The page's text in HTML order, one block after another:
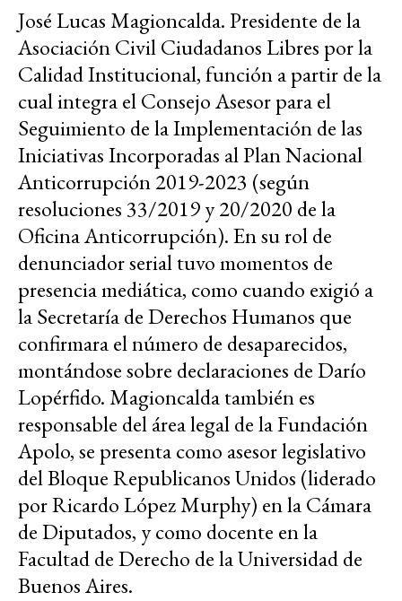
José Lucas Magioncalda. Presidente de la
Asociación Civil Ciudadanos Libres por la
Calidad Institucional, función a partir de la
cual integra el Consejo Asesor para el
Seguimiento de la Implementación de las
Iniciativas Incorporadas al Plan Nacional
Anticorrupción 2019-2023 (según
resoluciones 33/2019 y 20/2020 de la
Oficina Anticorrupción). En su rol de
denunciador serial tuvo momentos de
presencia mediática, como cuando exigió a
la Secretaría de Derechos Humanos que
confirmara el número de desaparecidos,
montándose sobre declaraciones de Darío
Lopérfido. Magioncalda también es
responsable del área legal de la Fundación
Apolo, se presenta como asesor legislativo
del Bloque Republicanos Unidos (liderado
por Ricardo López Murphy) en la Cámara
de Diputados, y como docente en la
Facultad de Derecho de la Universidad de
Buenos Aires.